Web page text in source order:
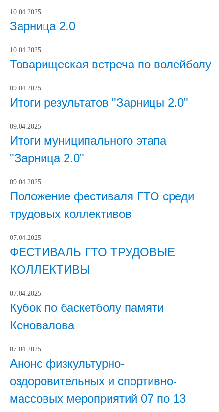
10.04.2025
Зарница 2.0
10.04.2025
Товарищеская встреча по волейболу
09.04.2025
Итоги результатов "Зарницы 2.0"
09.04.2025
Итоги муниципального этапа
"Зарница 2.0"
09.04.2025
Положение фестиваля ГТО среди
трудовых коллективов
07.04.2025
ФЕСТИВАЛЬ ГТО ТРУДОВЫЕ
КОЛЛЕКТИВЫ
07.04.2025
Кубок по баскетболу памяти
Коновалова
07.04.2025
Анонс физкультурно-
оздоровительных и спортивно-
массовых мероприятий 07 по 13